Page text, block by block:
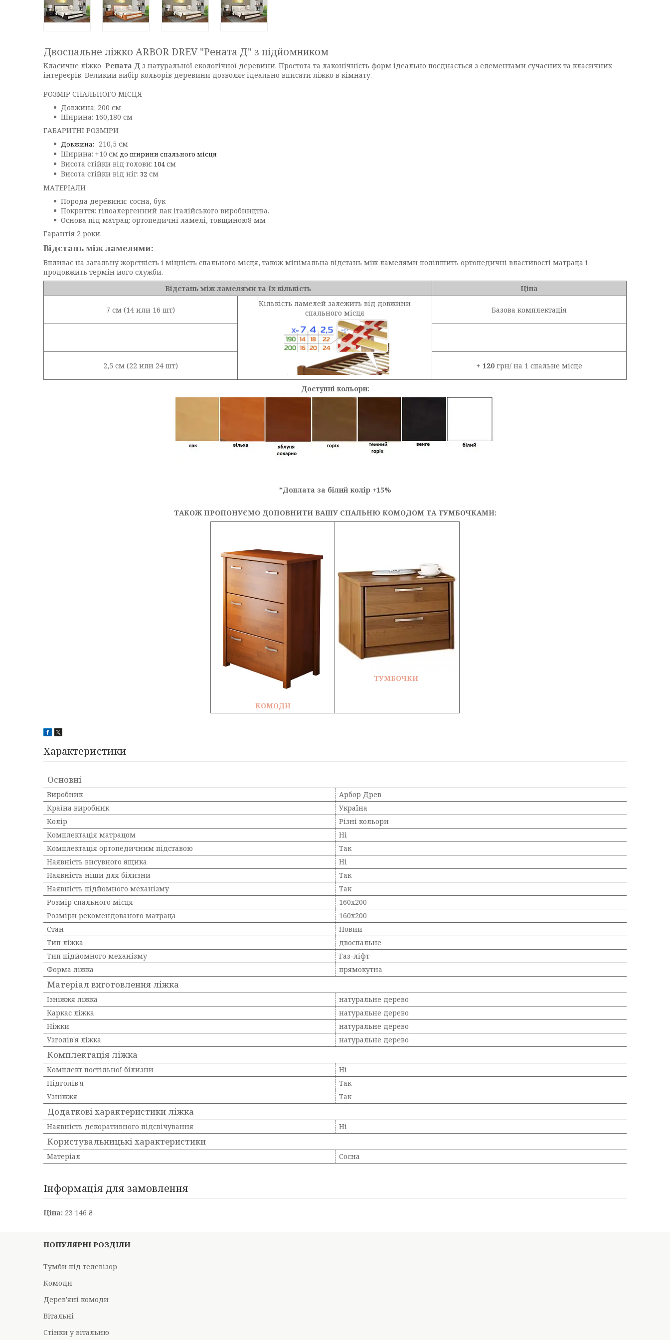
Двоспальне ліжко ARBOR DREV "Рената Д" з підйомником
Класичне ліжко Рената Д з натуральної екологічної деревини. Простота та лаконічність форм ідеально поєднається з елементами сучасних та класичних
інтереєрів. Великий вибір кольорів деревини дозволяє ідеально вписати ліжко в кімнату.
РОЗМІР СПАЛЬНОГО МІСЦЯ
Довжина: 200 см
Ширина: 160,180 см
ГАБАРИТНІ РОЗМІРИ
Довжина: 210,5 см
Ширина: +10 см до ширини спального місця
Висота стійки від голови: 104см
Висота стійки від ніг: 32 см
МАТЕРІАЛИ
Порода деревини: сосна, бук
Покриття: гіпоалергенний лак італійського виробництва.
Основа під матрац: ортопедичні ламелі, товщиною8 мм
Гарантія 2 роки.
Відстань між ламелями:
Впливає на загальну жорсткість і міцність спального місця, також мінімальна відстань між ламелями поліпшить ортопедичні властивості матраца і
продовжить термін його служби.
Відстань між ламелями та їх кількість
Ціна
7 см (14 или 16 шт)
Кількість ламелей залежить від довжини
спального місця
Базова комплектація
2,5 см (22 или 24 шт) + 120 грн/ на 1 спальне місце
Доступні кольори:
*Доплата за білий колір +15%
ТАКОЖ ПРОПОНУЄМО ДОПОВНИТИ ВАШУ СПАЛЬНЮ КОМОДОМ ТА ТУМБОЧКАМИ:
КОМОДИ
ТУМБОЧКИ
Характеристики
Основні
Виробник
Арбор Древ
Країна виробник
Україна
Колір
Різні кольори
Комплектація матрацом
Ні
Комплектація ортопедичним підставою
Так
Наявність висувного ящика
Ні
Наявність ніши для білизни
Так
Наявність підйомного механізму
Так
Розмір спального місця
160х200
Розміри рекомендованого матраца
160х200
Стан
Новий
Тип ліжка
двоспальне
Тип підйомного механізму
Газ-ліфт
Форма ліжка
прямокутна
Матеріал виготовлення ліжка
Ізніжжя ліжка
натуральне дерево
Каркас ліжка
натуральне дерево
Ніжки
натуральне дерево
Узголів'я ліжка
натуральне дерево
Комплектація ліжка
Комплект постільної білизни
Ні
Підголів'я
Так
Узніжжя
Так
Додаткові характеристики ліжка
Наявність декоративного підсвічування Ні
Користувальницькі характеристики
Матеріал Сосна
Інформація для замовлення
Ціна: 23 146 ₴
ПОПУЛЯРНІ РОЗДІЛИ
Тумби під телевізор
Комоди
Дерев'яні комоди
Вітальні
Стінки у вітальню